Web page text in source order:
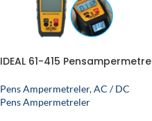
IDEAL 61-415 Pensampermetre
Pens Ampermetreler,AC / DC
Pens Ampermetreler